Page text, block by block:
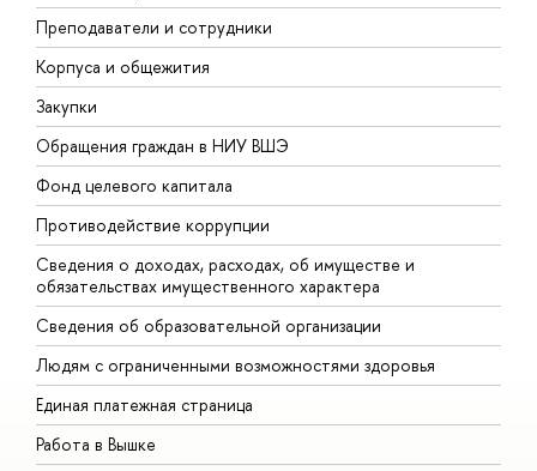
Преподаватели и сотрудники
Корпуса и общежития
Закупки
Обращения граждан в НИУ ВШЭ
Фонд целевого капитала
Противодействие коррупции
Сведения о доходах, расходах, об имуществе и
обязательствах имущественного характера
Сведения об образовательной организации
Людям с ограниченными возможностями здоровья
Единая платежная страница
Работа в Вышке